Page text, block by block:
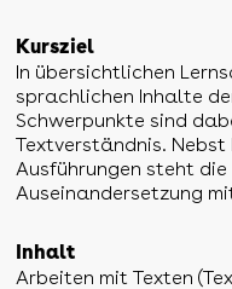
Kursziel
In übersichtlichen
sprachlichen Inhalte
Schwerpunkte sind
Textverständnis.
Ausführungen steht
Auseinandersetzung
Inhalt
Arbeiten mit Texten